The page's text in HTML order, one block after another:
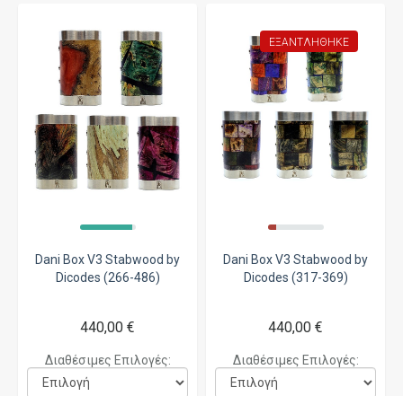
Dani Box V3 Stabwood by
Dicodes (266-486)
440,00 €
Διαθέσιμες Επιλογές:
ΕΞΑΝΤΛΉΘΗΚΕ
Dani Box V3 Stabwood by
Dicodes (317-369)
440,00 €
Διαθέσιμες Επιλογές: